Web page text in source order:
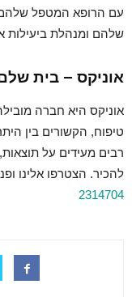
עם הרופא המטפל שלהם
שלהם ומנהלת
אוניקס – בית
אוניקס היא חברה
טיפוח, הקשורים בין
רבים מעידים על
להכיר. הצטרפו אלינו
2314704